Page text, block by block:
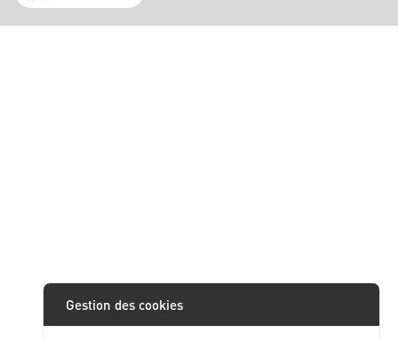
Gestion des cookies